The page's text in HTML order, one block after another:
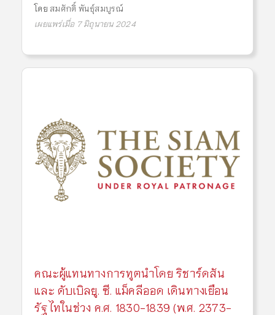
โดย สมศักดิ์ พันธุ์สมบูรณ์
เผยแพร่เมื่อ 7 มิถุนายน 2024
คณะผู้แทนทางการทูตนำโดย ริชาร์ดสัน
และ ดับเบิลยู. ซี. แม็คลีออด เดินทางเยือน
รัฐไทในช่วง ค.ศ. 1830-1839 (พ.ศ. 2373-